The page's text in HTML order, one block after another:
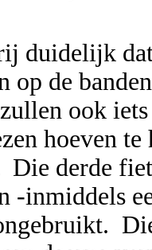
duidelijk
op de
ook
hoeven te
derde
-inmiddels